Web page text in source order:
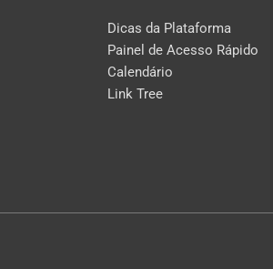
Dicas da Plataforma
Painel de Acesso Rápido
Calendário
Link Tree